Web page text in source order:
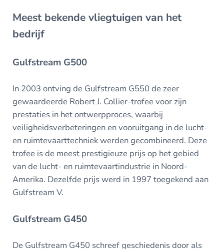
Meest bekende vliegtuigen van het
bedrijf
Gulfstream G500
In 2003 ontving de Gulfstream G550 de zeer
gewaardeerde Robert J. Collier-trofee voor zijn
prestaties in het ontwerpproces, waarbij
veiligheidsverbeteringen en vooruitgang in de lucht-
en ruimtevaarttechniek werden gecombineerd. Deze
trofee is de meest prestigieuze prijs op het gebied
van de lucht- en ruimtevaartindustrie in Noord-
Amerika. Dezelfde prijs werd in 1997 toegekend aan
Gulfstream V.
Gulfstream G450
De Gulfstream G450 schreef geschiedenis door als